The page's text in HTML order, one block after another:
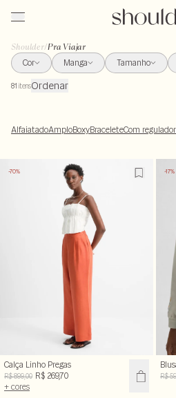
Shoulder/Pra Viajar
Cor
Manga Tamanho
81 itensOrdenar
AlfaiatadoAmploBoxyBraceleteCom regulador
-70%
Calça Linho Pregas
R$ 899,00 R$ 269,70
+ cores
-17%
R$